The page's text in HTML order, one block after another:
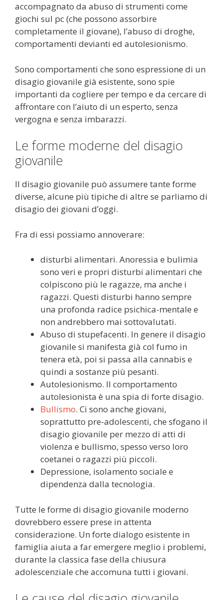
accompagnato da abuso di strumenti come
giochi sul pc (che possono assorbire
completamente il giovane), l’abuso di droghe,
comportamenti devianti ed autolesionismo.
Sono comportamenti che sono espressione di un
disagio giovanile già esistente, sono spie
importanti da cogliere per tempo e da cercare di
affrontare con l’aiuto di un esperto, senza
vergogna e senza imbarazzi.
Le forme moderne del disagio
giovanile
Il disagio giovanile può assumere tante forme
diverse, alcune più tipiche di altre se parliamo di
disagio dei giovani d’oggi.
Fra di essi possiamo annoverare:
disturbi alimentari. Anoressia e bulimia
sono veri e propri disturbi alimentari che
colpiscono più le ragazze, ma anche i
ragazzi. Questi disturbi hanno sempre
una profonda radice psichica-mentale e
non andrebbero mai sottovalutati.
Abuso di stupefacenti. In genere il disagio
giovanile si manifesta già col fumo in
tenera età, poi si passa alla cannabis e
quindi a sostanze più pesanti.
Autolesionismo. Il comportamento
autolesionista è una spia di forte disagio.
Bullismo. Ci sono anche giovani,
soprattutto pre-adolescenti, che sfogano il
disagio giovanile per mezzo di atti di
violenza e bullismo, spesso verso loro
coetanei o ragazzi più piccoli.
Depressione, isolamento sociale e
dipendenza dalla tecnologia.
Tutte le forme di disagio giovanile moderno
dovrebbero essere prese in attenta
considerazione. Un forte dialogo esistente in
famiglia aiuta a far emergere meglio i problemi,
durante la classica fase della chiusura
adolescenziale che accomuna tutti i giovani.